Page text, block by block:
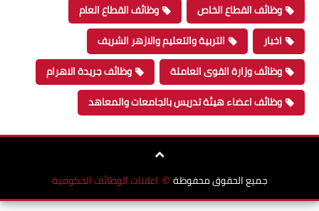
وظائف القطاع الخاص
وظائف القطاع العام
اخبار
التربية والتعليم والازهر الشريف
وظائف وزارة القوى العاملة
وظائف جريدة الاهرام
وظائف اعضاء هيئة تدريس بالجامعات والمعاهد
جميع الحقوق محفوظة © اعلانات الوظائف الحكومية